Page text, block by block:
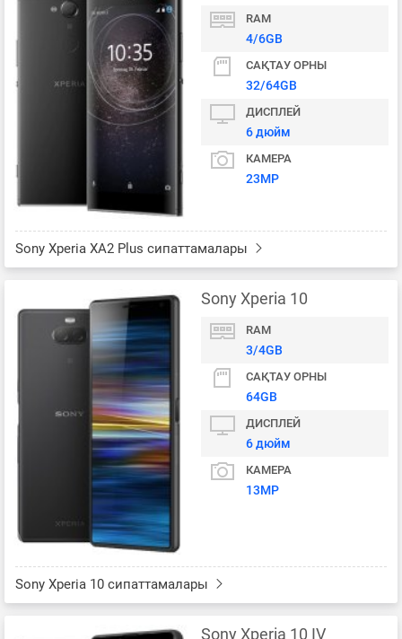
RAM
4/6GB
САҚТАУ ОРНЫ
32/64GB
ДИСПЛЕЙ
6 дюйм
КАМЕРА
23MP
Sony Xperia XA2 Plus сипаттамалары
Sony Xperia 10
RAM
3/4GB
САҚТАУ ОРНЫ
64GB
ДИСПЛЕЙ
6 дюйм
КАМЕРА
13MP
Sony Xperia 10 сипаттамалары
Sony Xperia 10 IV